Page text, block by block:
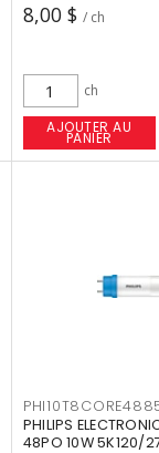
8,00 $ / ch
ch
AJOUTER AU
PANIER
PHILIPS
48PO 10W 5K120/